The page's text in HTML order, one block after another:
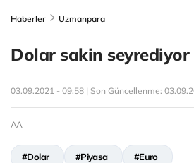
Haberler Uzmanpara
Dolar sakin seyrediyor
03.09.2021 - 09:58 | Son Güncellenme:
AA
#Dolar #Piyasa #Euro